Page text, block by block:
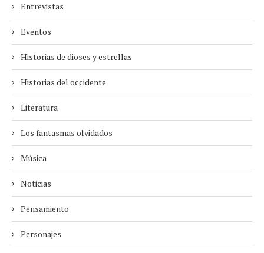
Entrevistas
Eventos
Historias de dioses y estrellas
Historias del occidente
Literatura
Los fantasmas olvidados
Música
Noticias
Pensamiento
Personajes